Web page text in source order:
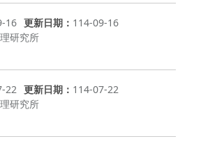
16 更新日期
114-09-16
研究所
22 更新日期
114-07-22
研究所